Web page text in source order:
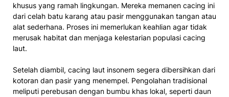
khusus yang ramah lingkungan. Mereka memanen cacing ini
dari celah batu karang atau pasir menggunakan tangan atau
alat sederhana. Proses ini memerlukan keahlian agar tidak
merusak habitat dan menjaga kelestarian populasi cacing
laut.
Setelah diambil, cacing laut insonem segera dibersihkan dari
kotoran dan pasir yang menempel. Pengolahan tradisional
meliputi perebusan dengan bumbu khas lokal, seperti daun